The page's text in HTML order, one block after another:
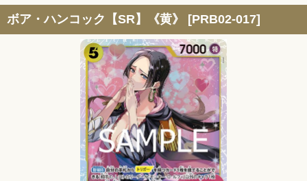
ボア・ハンコック【SR】《黄》 [PRB02-017]